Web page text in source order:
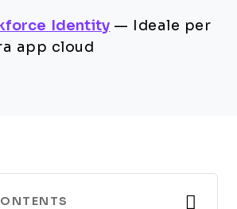
Identity —
Ideale per
app cloud